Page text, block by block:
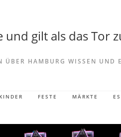
gilt als das Tor
ÜBER HAMBURG WISSEN UND
KINDER FESTE MÄRKTE